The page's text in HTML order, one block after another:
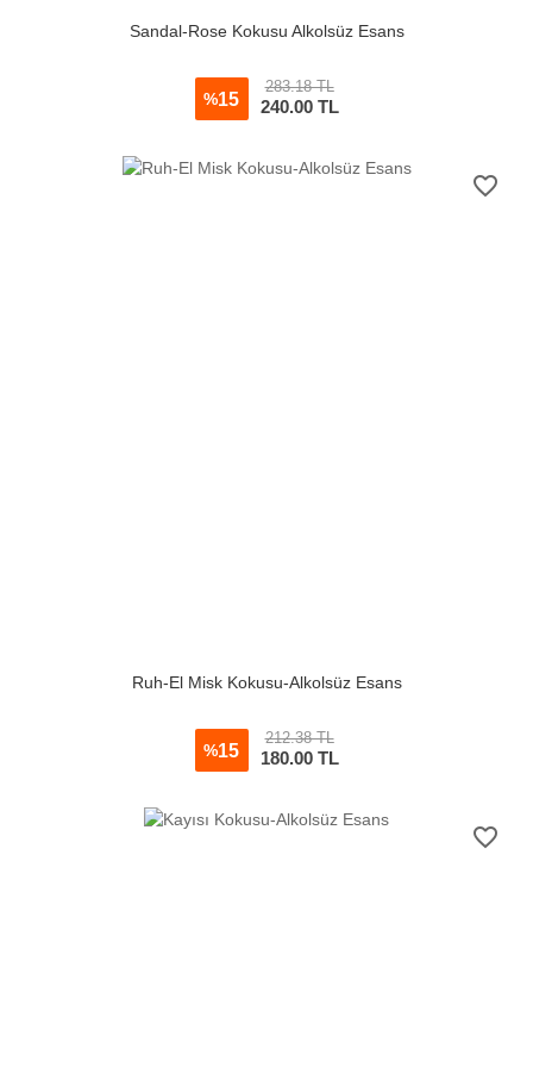
Sandal-Rose Kokusu Alkolsüz Esans
%15
283.18 TL
240.00TL
favorite_border
Ruh-El Misk Kokusu-Alkolsüz Esans
%15
212.38 TL
180.00TL
favorite_border